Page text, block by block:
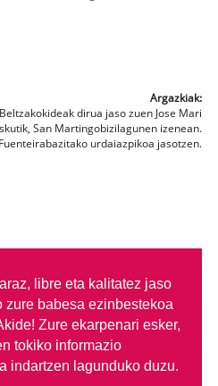
Argazkiak:
dirua jaso zuen Jose Mari
San Martingobizilagunen izenean.
urdaiazpikoa jasotzen.
libre eta kalitatez jaso
zure babesa ezinbestekoa
Zure ekarpenari esker,
tokiko informazio
indartzen lagunduko duzu.